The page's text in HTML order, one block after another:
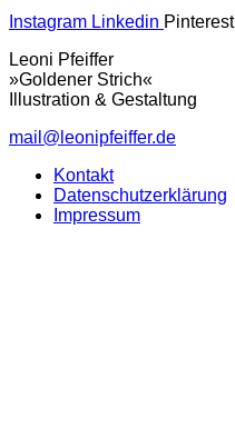
Instagram Linkedin Pinterest
Leoni Pfeiffer
»Goldener Strich«
Illustration & Gestaltung
mail@leonipfeiffer.de
Kontakt
Datenschutzerklärung
Impressum